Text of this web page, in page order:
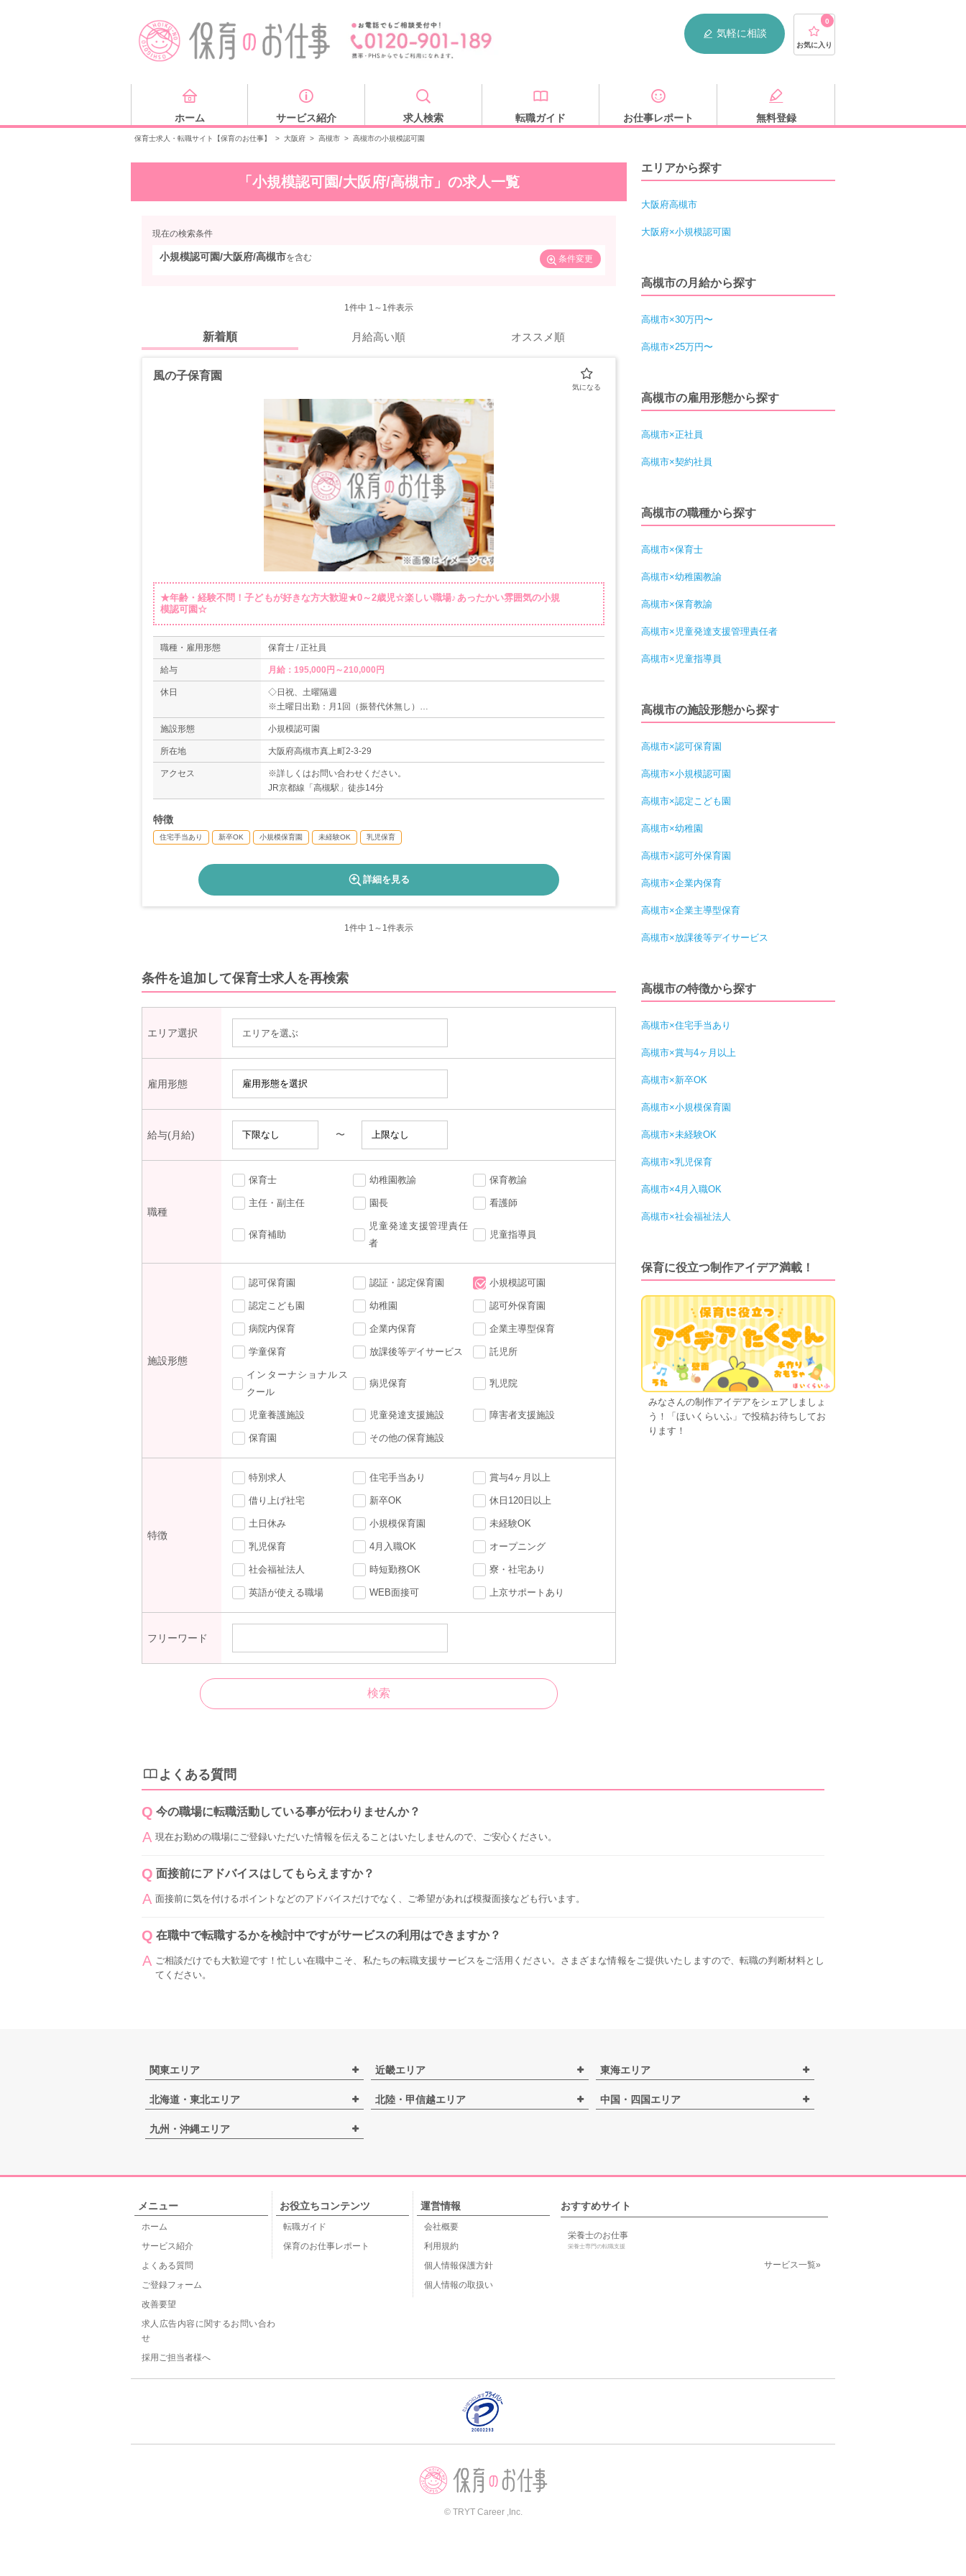
気軽に相談
0
お気に入り
ホーム サービス紹介 求人検索 転職ガイド お仕事レポート 無料登録
保育士求人・転職サイト【保育のお仕事】 > 大阪府 > 高槻市 > 高槻市の小規模認可園
「小規模認可園/大阪府/高槻市」の求人一覧
現在の検索条件
小規模認可園/大阪府/高槻市を含む 条件変更
1件中 1～1件表示
新着順 月給高い順 オススメ順
風の子保育園
★年齢・経験不問！子どもが好きな方大歓迎★0～2歳児☆楽しい職場♪あったかい雰囲気の小規
模認可園☆
職種・雇用形態 保育士 / 正社員
給与 月給：195,000円～210,000円
休日
◇日祝、土曜隔週
※土曜日出勤：月1回（振替代休無し）
◇有給休暇
◇産前産後休暇
◇育児休暇
施設形態 小規模認可園
所在地 大阪府高槻市真上町2-3-29
アクセス
※詳しくはお問い合わせください。
JR京都線「高槻駅」徒歩14分
特徴
住宅手当あり 新卒OK 小規模保育園 未経験OK 乳児保育
詳細を見る
1件中 1～1件表示
条件を追加して保育士求人を再検索
エリア選択 エリアを選ぶ
雇用形態
給与(月給) 〜
職種
保育士 幼稚園教諭 保育教諭
主任・副主任 園長 看護師
保育補助
児童発達支援管理責任
者
児童指導員
施設形態
認可保育園 認証・認定保育園 小規模認可園
認定こども園 幼稚園 認可外保育園
病院内保育 企業内保育 企業主導型保育
学童保育 放課後等デイサービス 託児所
インターナショナルス
クール
病児保育 乳児院
児童養護施設 児童発達支援施設 障害者支援施設
保育園 その他の保育施設
特徴
特別求人 住宅手当あり 賞与4ヶ月以上
借り上げ社宅 新卒OK 休日120日以上
土日休み 小規模保育園 未経験OK
乳児保育 4月入職OK オープニング
社会福祉法人 時短勤務OK 寮・社宅あり
英語が使える職場 WEB面接可 上京サポートあり
フリーワード
エリアから探す
大阪府高槻市
大阪府×小規模認可園
高槻市の月給から探す
高槻市×30万円〜
高槻市×25万円〜
高槻市の雇用形態から探す
高槻市×正社員
高槻市×契約社員
高槻市の職種から探す
高槻市×保育士
高槻市×幼稚園教諭
高槻市×保育教諭
高槻市×児童発達支援管理責任者
高槻市×児童指導員
高槻市の施設形態から探す
高槻市×認可保育園
高槻市×小規模認可園
高槻市×認定こども園
高槻市×幼稚園
高槻市×認可外保育園
高槻市×企業内保育
高槻市×企業主導型保育
高槻市×放課後等デイサービス
高槻市の特徴から探す
高槻市×住宅手当あり
高槻市×賞与4ヶ月以上
高槻市×新卒OK
高槻市×小規模保育園
高槻市×未経験OK
高槻市×乳児保育
高槻市×4月入職OK
高槻市×社会福祉法人
保育に役立つ制作アイデア満載！
みなさんの制作アイデアをシェアしましょ
う！「ほいくらいふ」で投稿お待ちしてお
ります！
よくある質問
今の職場に転職活動している事が伝わりませんか？
現在お勤めの職場にご登録いただいた情報を伝えることはいたしませんので、ご安心ください。
面接前にアドバイスはしてもらえますか？
面接前に気を付けるポイントなどのアドバイスだけでなく、ご希望があれば模擬面接なども行います。
在職中で転職するかを検討中ですがサービスの利用はできますか？
ご相談だけでも大歓迎です！忙しい在職中こそ、私たちの転職支援サービスをご活用ください。さまざまな情報をご提供いたしますので、転職の判断材料とし
てください。
関東エリア 近畿エリア 東海エリア
北海道・東北エリア 北陸・甲信越エリア 中国・四国エリア
九州・沖縄エリア
メニュー
ホーム
サービス紹介
よくある質問
ご登録フォーム
改善要望
求人広告内容に関するお問い合わ
せ
採用ご担当者様へ
お役立ちコンテンツ
転職ガイド
保育のお仕事レポート
運営情報
会社概要
利用規約
個人情報保護方針
個人情報の取扱い
おすすめサイト
栄養士のお仕事
栄養士専門の転職支援
サービス一覧»
© TRYT Career ,Inc.